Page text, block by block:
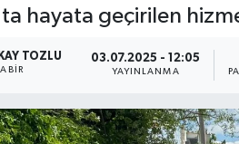
hayata geçirilen
TOZLU 03.07.2025 - 12:05
YAYINLANMA